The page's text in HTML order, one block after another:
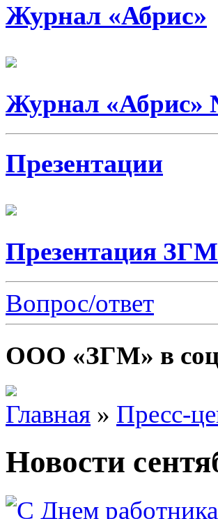
Журнал «Абрис»
Журнал «Абрис»
Презентации
Презентация
Вопрос/ответ
ООО «ЗГМ» в
Главная » Пресс-
Новости